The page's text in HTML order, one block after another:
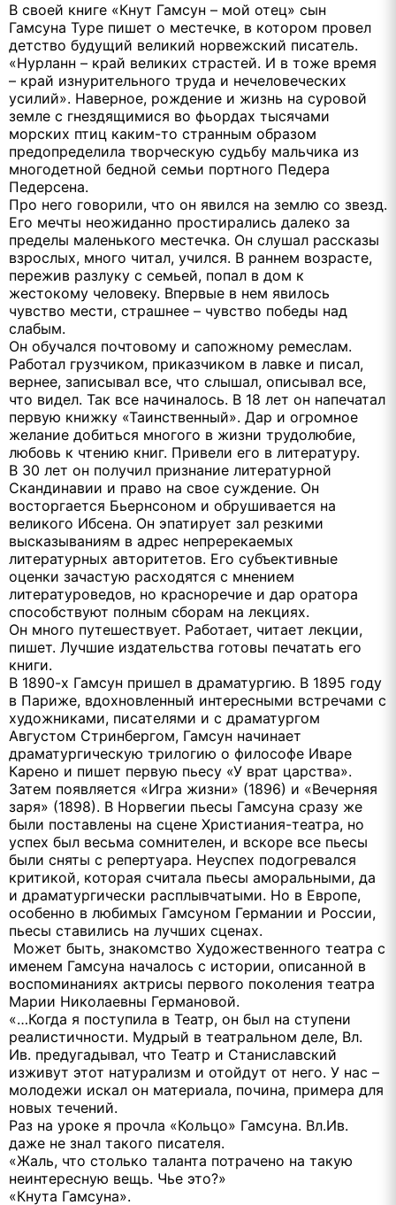
В своей книге «Кнут Гамсун – мой отец» сын
Гамсуна Туре пишет о местечке, в котором провел
детство будущий великий норвежский писатель.
«Нурланн – край великих страстей. И в тоже время
– край изнурительного труда и нечеловеческих
усилий». Наверное, рождение и жизнь на суровой
земле с гнездящимися во фьордах тысячами
морских птиц каким-то странным образом
предопределила творческую судьбу мальчика из
многодетной бедной семьи портного Педера
Педерсена.
Про него говорили, что он явился на землю со звезд.
Его мечты неожиданно простирались далеко за
пределы маленького местечка. Он слушал рассказы
взрослых, много читал, учился. В раннем возрасте,
пережив разлуку с семьей, попал в дом к
жестокому человеку. Впервые в нем явилось
чувство мести, страшнее – чувство победы над
слабым.
Он обучался почтовому и сапожному ремеслам.
Работал грузчиком, приказчиком в лавке и писал,
вернее, записывал все, что слышал, описывал все,
что видел. Так все начиналось. В 18 лет он напечатал
первую книжку «Таинственный». Дар и огромное
желание добиться многого в жизни трудолюбие,
любовь к чтению книг. Привели его в литературу.
В 30 лет он получил признание литературной
Скандинавии и право на свое суждение. Он
восторгается Бьернсоном и обрушивается на
великого Ибсена. Он эпатирует зал резкими
высказываниям в адрес непререкаемых
литературных авторитетов. Его субъективные
оценки зачастую расходятся с мнением
литературоведов, но красноречие и дар оратора
способствуют полным сборам на лекциях.
Он много путешествует. Работает, читает лекции,
пишет. Лучшие издательства готовы печатать его
книги.
В 1890-х Гамсун пришел в драматургию. В 1895 году
в Париже, вдохновленный интересными встречами с
художниками, писателями и с драматургом
Августом Стринбергом, Гамсун начинает
драматургическую трилогию о философе Иваре
Карено и пишет первую пьесу «У врат царства».
Затем появляется «Игра жизни» (1896) и «Вечерняя
заря» (1898). В Норвегии пьесы Гамсуна сразу же
были поставлены на сцене Христиания-театра, но
успех был весьма сомнителен, и вскоре все пьесы
были сняты с репертуара. Неуспех подогревался
критикой, которая считала пьесы аморальными, да
и драматургически расплывчатыми. Но в Европе,
особенно в любимых Гамсуном Германии и России,
пьесы ставились на лучших сценах.
Может быть, знакомство Художественного театра с
именем Гамсуна началось с истории, описанной в
воспоминаниях актрисы первого поколения театра
Марии Николаевны Германовой.
«…Когда я поступила в Театр, он был на ступени
реалистичности. Мудрый в театральном деле, Вл.
Ив. предугадывал, что Театр и Станиславский
изживут этот натурализм и отойдут от него. У нас –
молодежи искал он материала, почина, примера для
новых течений.
Раз на уроке я прочла «Кольцо» Гамсуна. Вл.Ив.
даже не знал такого писателя.
«Жаль, что столько таланта потрачено на такую
неинтересную вещь. Чье это?»
«Кнута Гамсуна».